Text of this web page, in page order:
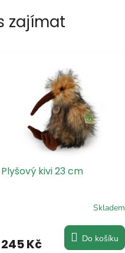
zajímat
Plyšový kivi 23 cm
Skladem
245 Kč Do košíku